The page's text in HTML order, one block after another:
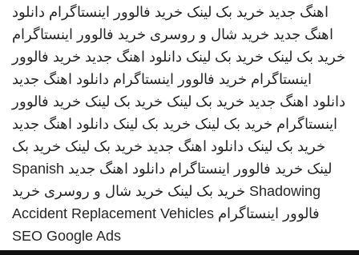
اهنگ جدید خرید بک لینک خرید فالوور اینستاگرام دانلود
اهنگ جدید خرید شال و روسری خرید فالوور اینستاگرام
خرید بک لینک خرید بک لینک دانلود اهنگ جدید خرید فالوور
اینستاگرام خرید فالوور اینستاگرام دانلود اهنگ جدید
دانلود اهنگ جدید خرید بک لینک خرید بک لینک خرید فالوور
اینستاگرام خرید بک لینک خرید بک لینک دانلود اهنگ جدید
خرید بک لینک دانلود اهنگ جدید خرید بک لینک خرید بک
لینک خرید فالوور اینستاگرام دانلود اهنگ جدید Spanish
Shadowing خرید بک لینک خرید شال و روسری خرید
فالوور اینستاگرام Accident Replacement Vehicles
SEO Google Ads